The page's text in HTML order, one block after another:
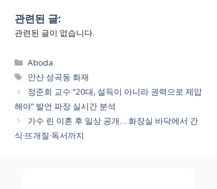
관련된 글:
관련된 글이 없습니다.
Categories
Aboda
Tags
안산 성곡동 화재
정준희 교수 “20대, 설득이 아니라 권력으로 제압
해야” 발언 파장 실시간 분석
가수 린 이혼 후 일상 공개… 화장실 바닥에서 간
식·뜨개질·독서까지